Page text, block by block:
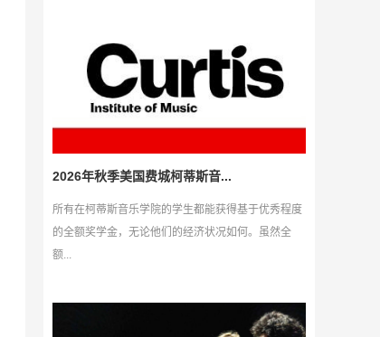
2026年秋季美国费城柯蒂斯音...
所有在柯蒂斯音乐学院的学生都能获得基于优秀程度
的全额奖学金，无论他们的经济状况如何。虽然全
额...